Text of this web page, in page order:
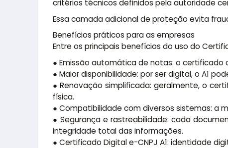
critérios técnicos definidos pela autoridade
Essa camada adicional de proteção evita
Benefícios práticos para as empresas
Entre os principais benefícios do uso do
● Emissão automática de notas: o
● Maior disponibilidade: por ser digital, o A1
● Renovação simplificada: geralmente, o
física.
● Compatibilidade com diversos sistemas: a
● Segurança e rastreabilidade: cada
integridade total das informações.
● Certificado Digital e-CNPJ A1: identidade